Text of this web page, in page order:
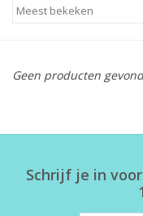
Schoenen
Geen producten
Schrijf je in